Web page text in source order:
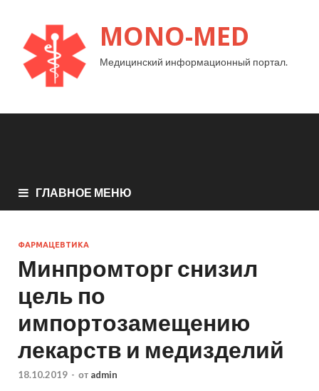
MONO-MED
Медицинский информационный портал.
ГЛАВНОЕ МЕНЮ
ФАРМАЦЕВТИКА
Минпромторг снизил
цель по
импортозамещению
лекарств и медизделий
18.10.2019 - от admin